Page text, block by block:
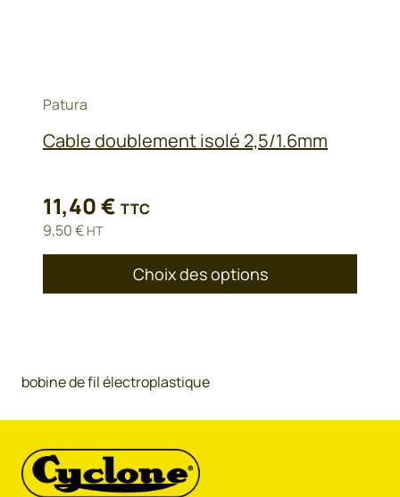
Patura
Cable doublement isolé 2,5/1.6mm
11,40€ TTC
9,50€ HT
Choix des options
bobine de fil électroplastique